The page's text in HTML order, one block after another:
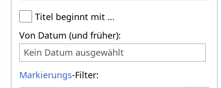
Titel beginnt mit …
Von Datum (und früher):
Kein Datum ausgewählt
Markierungs-Filter: